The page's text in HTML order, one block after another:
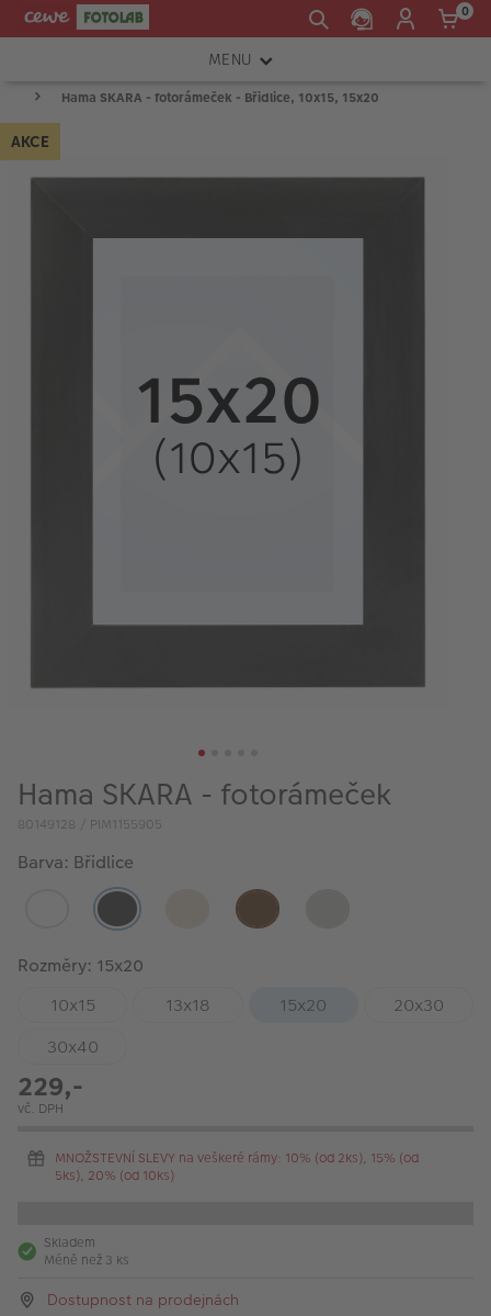
0
MENU
FOTOAPARÁTY
OBJEKTIVY
Hama SKARA - fotorámeček - Břidlice, 10x15, 15x20
AKCE
Hama SKARA - fotorámeček
80149128 / PIM1155905
Barva: Břidlice
Rozměry: 15x20
10x15
13x18 15x20
20x30
30x40
229,-
vč. DPH
MNOŽSTEVNÍ SLEVY na veškeré rámy: 10% (od 2ks), 15% (od
5ks), 20% (od 10ks)
Skladem
Méně než 3 ks
Dostupnost na prodejnách